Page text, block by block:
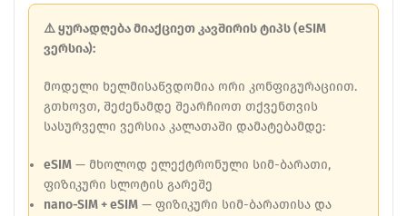
⚠️ ყურადღება მიაქციეთ კავშირის ტიპს (eSIM
ვერსია):
მოდელი ხელმისაწვდომია ორი კონფიგურაციით.
გთხოვთ, შეძენამდე შეარჩიოთ თქვენთვის
სასურველი ვერსია კალათაში დამატებამდე:
eSIM — მხოლოდ ელექტრონული სიმ-ბარათი,
ფიზიკური სლოტის გარეშე
nano-SIM + eSIM — ფიზიკური სიმ-ბარათისა და